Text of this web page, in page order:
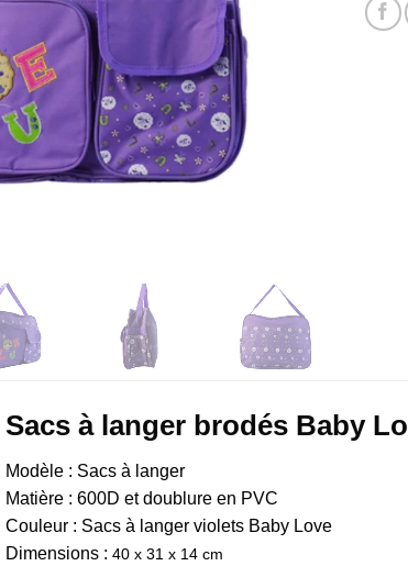
Sacs à langer brodés Baby
Modèle : Sacs à langer
Matière : 600D et doublure en PVC
Couleur : Sacs à langer violets Baby Love
Dimensions : 40 x 31 x 14 cm